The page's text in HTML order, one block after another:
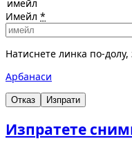
имейл
Имейл *
Натиснете линка по-
Арбанаси
Отказ Изпрати
Изпратете